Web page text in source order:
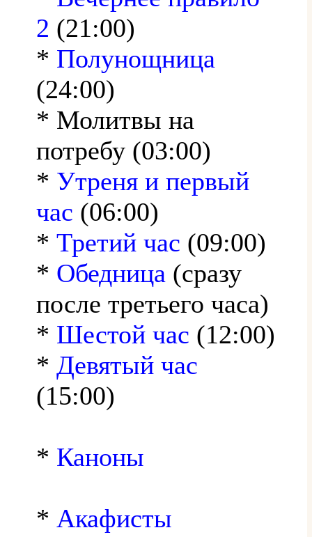
2 (21:00)
* Полунощница
(24:00)
* Молитвы на
потребу (03:00)
* Утреня и первый
час (06:00)
* Третий час (09:00)
* Обедница (сразу
после третьего часа)
* Шестой час (12:00)
* Девятый час
(15:00)
* Каноны
* Акафисты